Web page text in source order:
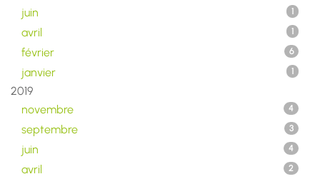
juin 1
avril 1
février 6
janvier 1
2019
novembre
4
septembre 3
juin 4
avril 2